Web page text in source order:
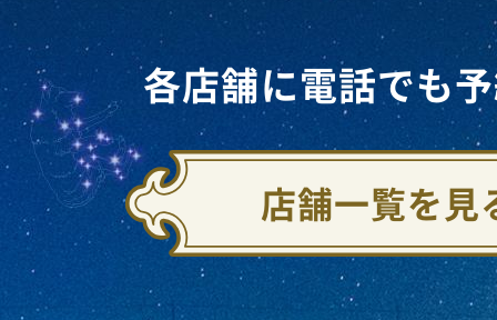
各店舗に電話でも
店舗一覧を見